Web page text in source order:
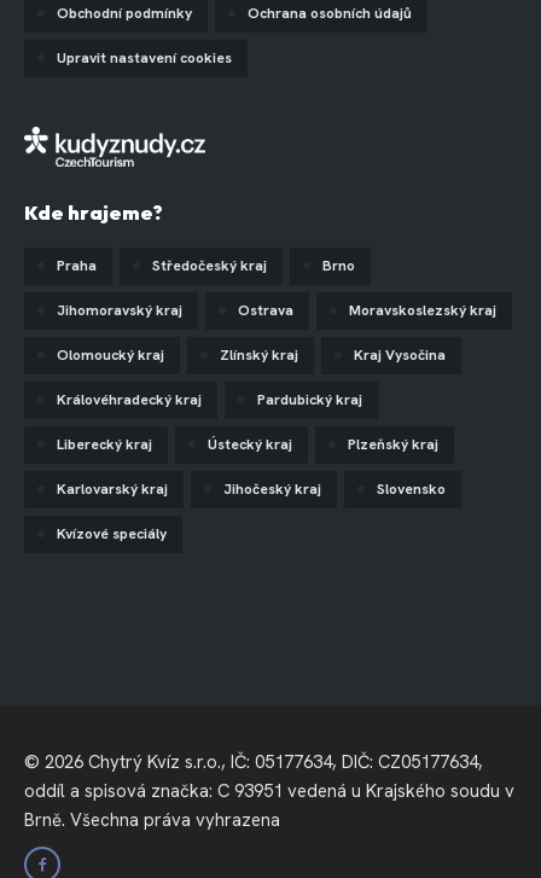
Obchodní podmínky Ochrana osobních údajů
Upravit nastavení cookies
Kde hrajeme?
Praha Středočeský kraj Brno
Jihomoravský kraj Ostrava Moravskoslezský kraj
Olomoucký kraj Zlínský kraj Kraj Vysočina
Královéhradecký kraj Pardubický kraj
Liberecký kraj Ústecký kraj Plzeňský kraj
Karlovarský kraj Jihočeský kraj Slovensko
Kvízové speciály
© 2026 Chytrý Kvíz s.r.o., IČ: 05177634, DIČ: CZ05177634,
oddíl a spisová značka: C 93951 vedená u Krajského soudu v
Brně. Všechna práva vyhrazena